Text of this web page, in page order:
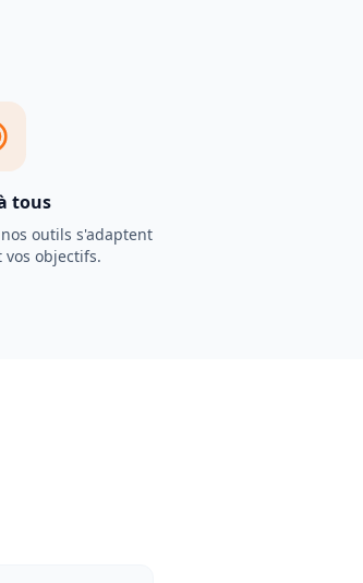
tous
outils s'adaptent
vos objectifs.